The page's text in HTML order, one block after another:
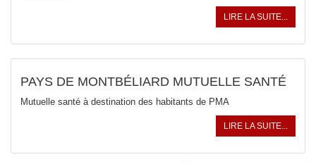
LIRE LA SUITE...
PAYS DE MONTBÉLIARD MUTUELLE SANTÉ
Mutuelle santé à destination des habitants de PMA
LIRE LA SUITE...